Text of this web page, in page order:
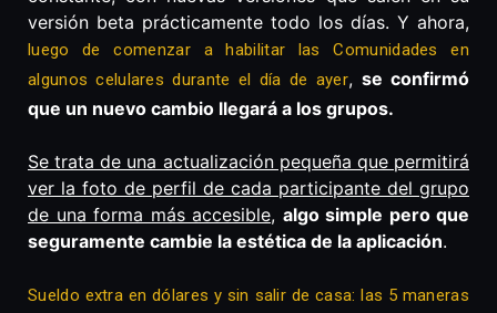
versión beta prácticamente todo los días. Y ahora,
luego de comenzar a habilitar las Comunidades en
algunos celulares durante el día de ayer, se confirmó
que un nuevo cambio llegará a los grupos.
Se trata de una actualización pequeña que permitirá
ver la foto de perfil de cada participante del grupo
de una forma más accesible, algo simple pero que
seguramente cambie la estética de la aplicación.
Sueldo extra en dólares y sin salir de casa: las 5 maneras